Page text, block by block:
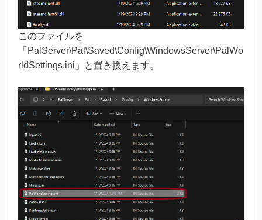
このファイルを
「PalServer\Pal\Saved\Config\WindowsServer\PalWo
rldSettings.ini」と置き換えます。